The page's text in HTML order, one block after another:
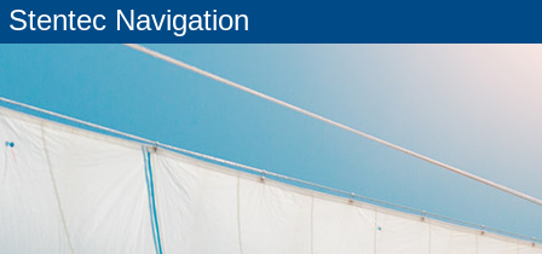
Stentec Navigation